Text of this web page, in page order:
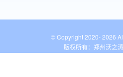
© Copyright 2020-2026
版权所有：郑州沃之